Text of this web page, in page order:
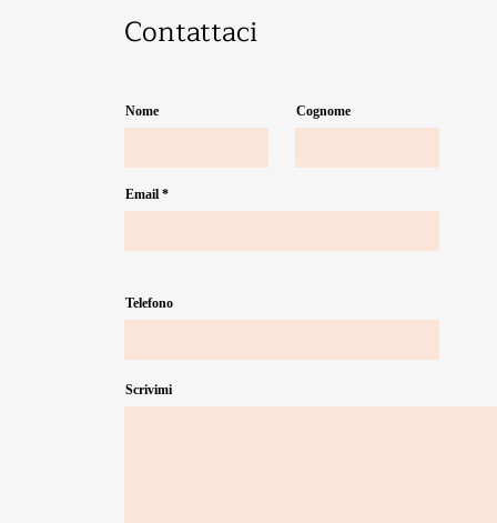
Contattaci
Nome Cognome
Email
Telefono
Scrivimi